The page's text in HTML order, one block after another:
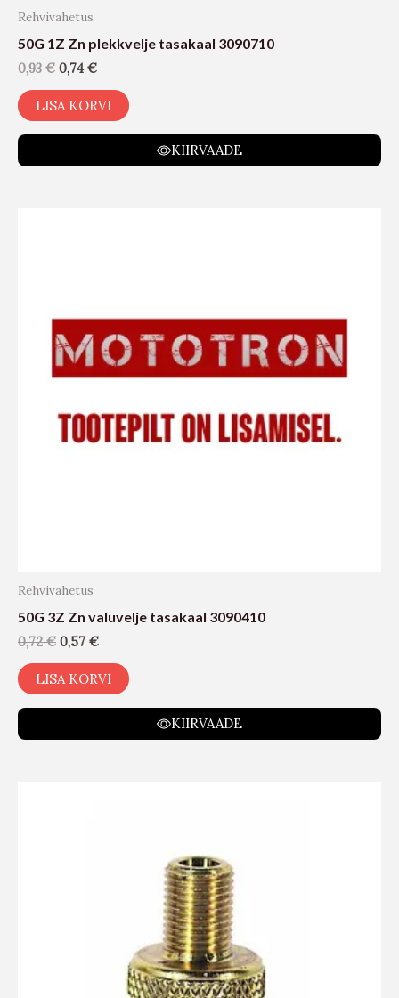
Rehvivahetus
50G 1Z Zn plekkvelje tasakaal 3090710
0,93€ 0,74€
LISA KORVI
KIIRVAADE
Rehvivahetus
50G 3Z Zn valuvelje tasakaal 3090410
0,72€ 0,57 €
LISA KORVI
KIIRVAADE